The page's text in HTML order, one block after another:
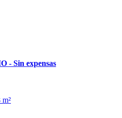
- Sin expensas